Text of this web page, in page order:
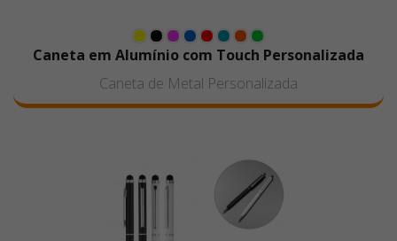
Caneta em Alumínio com Touch Personalizada
Caneta de Metal Personalizada